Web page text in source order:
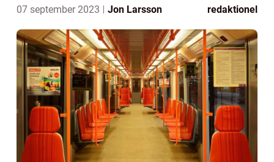
07 september 2023 Jon Larsson redaktionel